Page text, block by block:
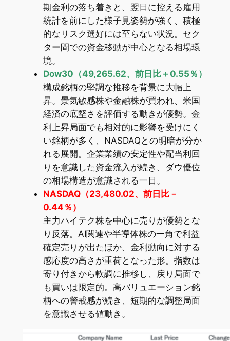
期金利の落ち着きと、翌日に控える雇用
統計を前にした様子見姿勢が強く、積極
的なリスク選好には至らない状況。セク
ター間での資金移動が中心となる相場環
境。
Dow30（49,265.62、前日比＋0.55％）
構成銘柄の堅調な推移を背景に大幅上
昇。景気敏感株や金融株が買われ、米国
経済の底堅さを評価する動きが優勢。金
利上昇局面でも相対的に影響を受けにく
い銘柄が多く、NASDAQとの明暗が分か
れる展開。企業業績の安定性や配当利回
りを意識した資金流入が続き、ダウ優位
の相場構造が意識される一日。
NASDAQ（23,480.02、前日比－
0.44％）
主力ハイテク株を中心に売りが優勢とな
り反落。AI関連や半導体株の一角で利益
確定売りが出たほか、金利動向に対する
感応度の高さが重荷となった形。指数は
寄り付きから軟調に推移し、戻り局面で
も買いは限定的。高バリュエーション銘
柄への警戒感が続き、短期的な調整局面
を意識させる値動き。